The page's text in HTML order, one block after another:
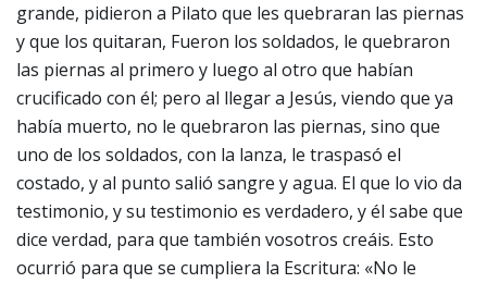
grande, pidieron a Pilato que les quebraran las piernas
y que los quitaran, Fueron los soldados, le quebraron
las piernas al primero y luego al otro que habían
crucificado con él; pero al llegar a Jesús, viendo que ya
había muerto, no le quebraron las piernas, sino que
uno de los soldados, con la lanza, le traspasó el
costado, y al punto salió sangre y agua. El que lo vio da
testimonio, y su testimonio es verdadero, y él sabe que
dice verdad, para que también vosotros creáis. Esto
ocurrió para que se cumpliera la Escritura: «No le